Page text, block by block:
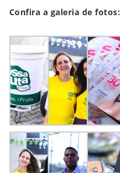
Confira a galeria de fotos: